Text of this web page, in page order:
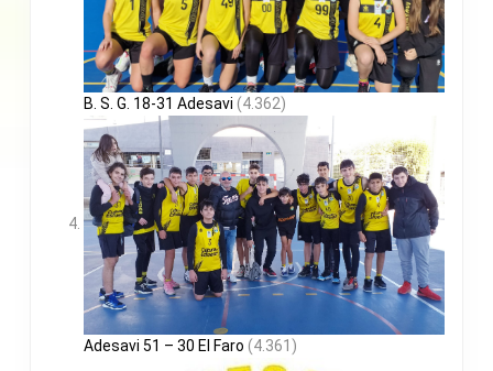
B. S. G. 18-31 Adesavi (4.362)
Adesavi 51 – 30 El Faro (4.361)